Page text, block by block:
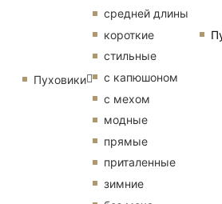
Пуховики
средней длины
короткие
стильные
с капюшоном
с мехом
модные
прямые
приталенные
зимние